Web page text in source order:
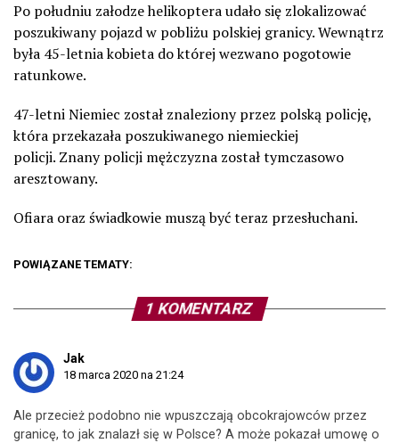
Po południu załodze helikoptera udało się zlokalizować
poszukiwany pojazd w pobliżu polskiej granicy. Wewnątrz
była 45-letnia kobieta do której wezwano pogotowie
ratunkowe.
47-letni Niemiec został znaleziony przez polską policję,
która przekazała poszukiwanego niemieckiej
policji. Znany policji mężczyzna został tymczasowo
aresztowany.
Ofiara oraz świadkowie muszą być teraz przesłuchani.
POWIĄZANE TEMATY:
1 KOMENTARZ
Jak
18 marca 2020 na 21:24
Ale przecież podobno nie wpuszczają obcokrajowców przez
granicę, to jak znalazł się w Polsce? A może pokazał umowę o